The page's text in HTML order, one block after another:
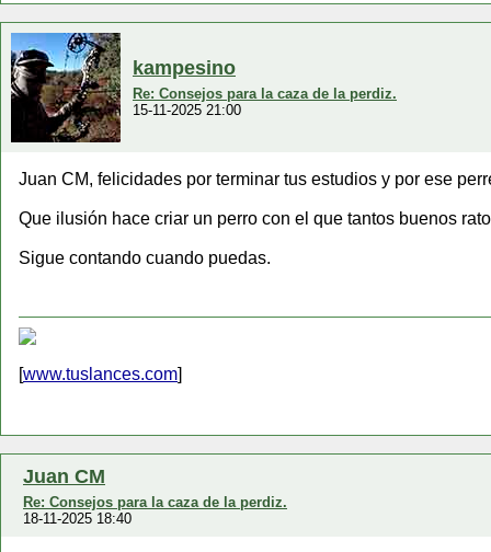
kampesino
Re: Consejos para la caza de la perdiz.
15-11-2025 21:00
Juan CM, felicidades por terminar tus estudios y por ese
Que ilusión hace criar un perro con el que tantos buenos
Sigue contando cuando puedas.
[www.tuslances.com]
Juan CM
Re: Consejos para la caza de la perdiz.
18-11-2025 18:40